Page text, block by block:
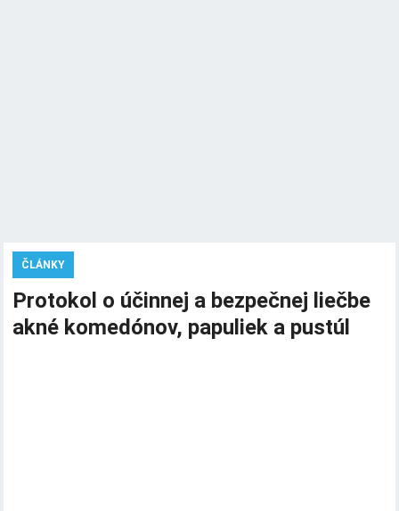
ČLÁNKY
Protokol o účinnej a bezpečnej liečbe
akné komedónov, papuliek a pustúl